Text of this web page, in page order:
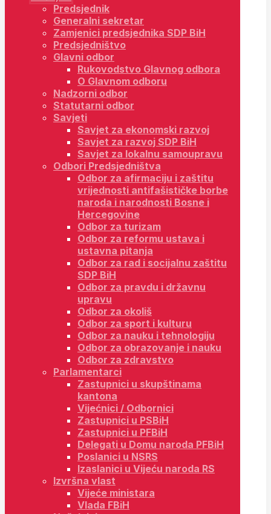
Predsjednik
Generalni sekretar
Zamjenici predsjednika SDP BiH
Predsjedništvo
Glavni odbor
Rukovodstvo Glavnog odbora
O Glavnom odboru
Nadzorni odbor
Statutarni odbor
Savjeti
Savjet za ekonomski razvoj
Savjet za razvoj SDP BiH
Savjet za lokalnu samoupravu
Odbori Predsjedništva
Odbor za afirmaciju i zaštitu
vrijednosti antifašističke borbe
naroda i narodnosti Bosne i
Hercegovine
Odbor za turizam
Odbor za reformu ustava i
ustavna pitanja
Odbor za rad i socijalnu zaštitu
SDP BiH
Odbor za pravdu i državnu
upravu
Odbor za okoliš
Odbor za sport i kulturu
Odbor za nauku i tehnologiju
Odbor za obrazovanje i nauku
Odbor za zdravstvo
Parlamentarci
Zastupnici u skupštinama
kantona
Vijećnici / Odbornici
Zastupnici u PSBiH
Zastupnici u PFBiH
Delegati u Domu naroda PFBiH
Poslanici u NSRS
Izaslanici u Vijeću naroda RS
Izvršna vlast
Vijeće ministara
Vlada FBiH